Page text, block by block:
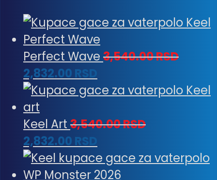
Perfect Wave 3,540.00RSD
2,832.00 RSD
Keel Art 3,540.00RSD
2,832.00 RSD